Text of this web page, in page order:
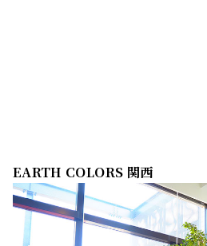
EARTH COLORS 関西